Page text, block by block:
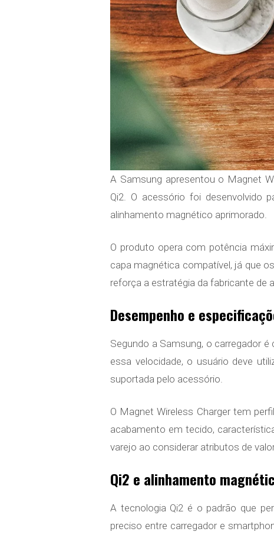
A Samsung apresentou o Magnet
Qi2. O acessório foi desenvolvido
alinhamento magnético aprimorado.
O produto opera com potência
capa magnética compatível, já que
reforça a estratégia da fabricante
Desempenho e
Segundo a Samsung, o carregador
essa velocidade, o usuário deve
suportada pelo acessório.
O Magnet Wireless Charger tem
acabamento em tecido,
varejo ao considerar atributos de
Qi2 e alinhamento
A tecnologia Qi2 é o padrão que
preciso entre carregador e